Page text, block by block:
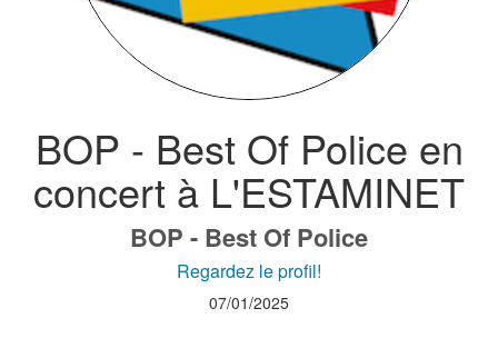
BOP - Best Of Police en
concert à L'ESTAMINET
BOP - Best Of Police
Regardez le profil!
07/01/2025